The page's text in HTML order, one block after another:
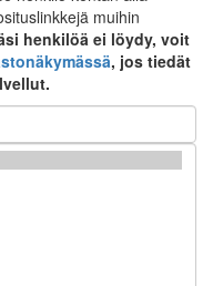
muihin
henkilöä ei löydy, voit
, jos tiedät